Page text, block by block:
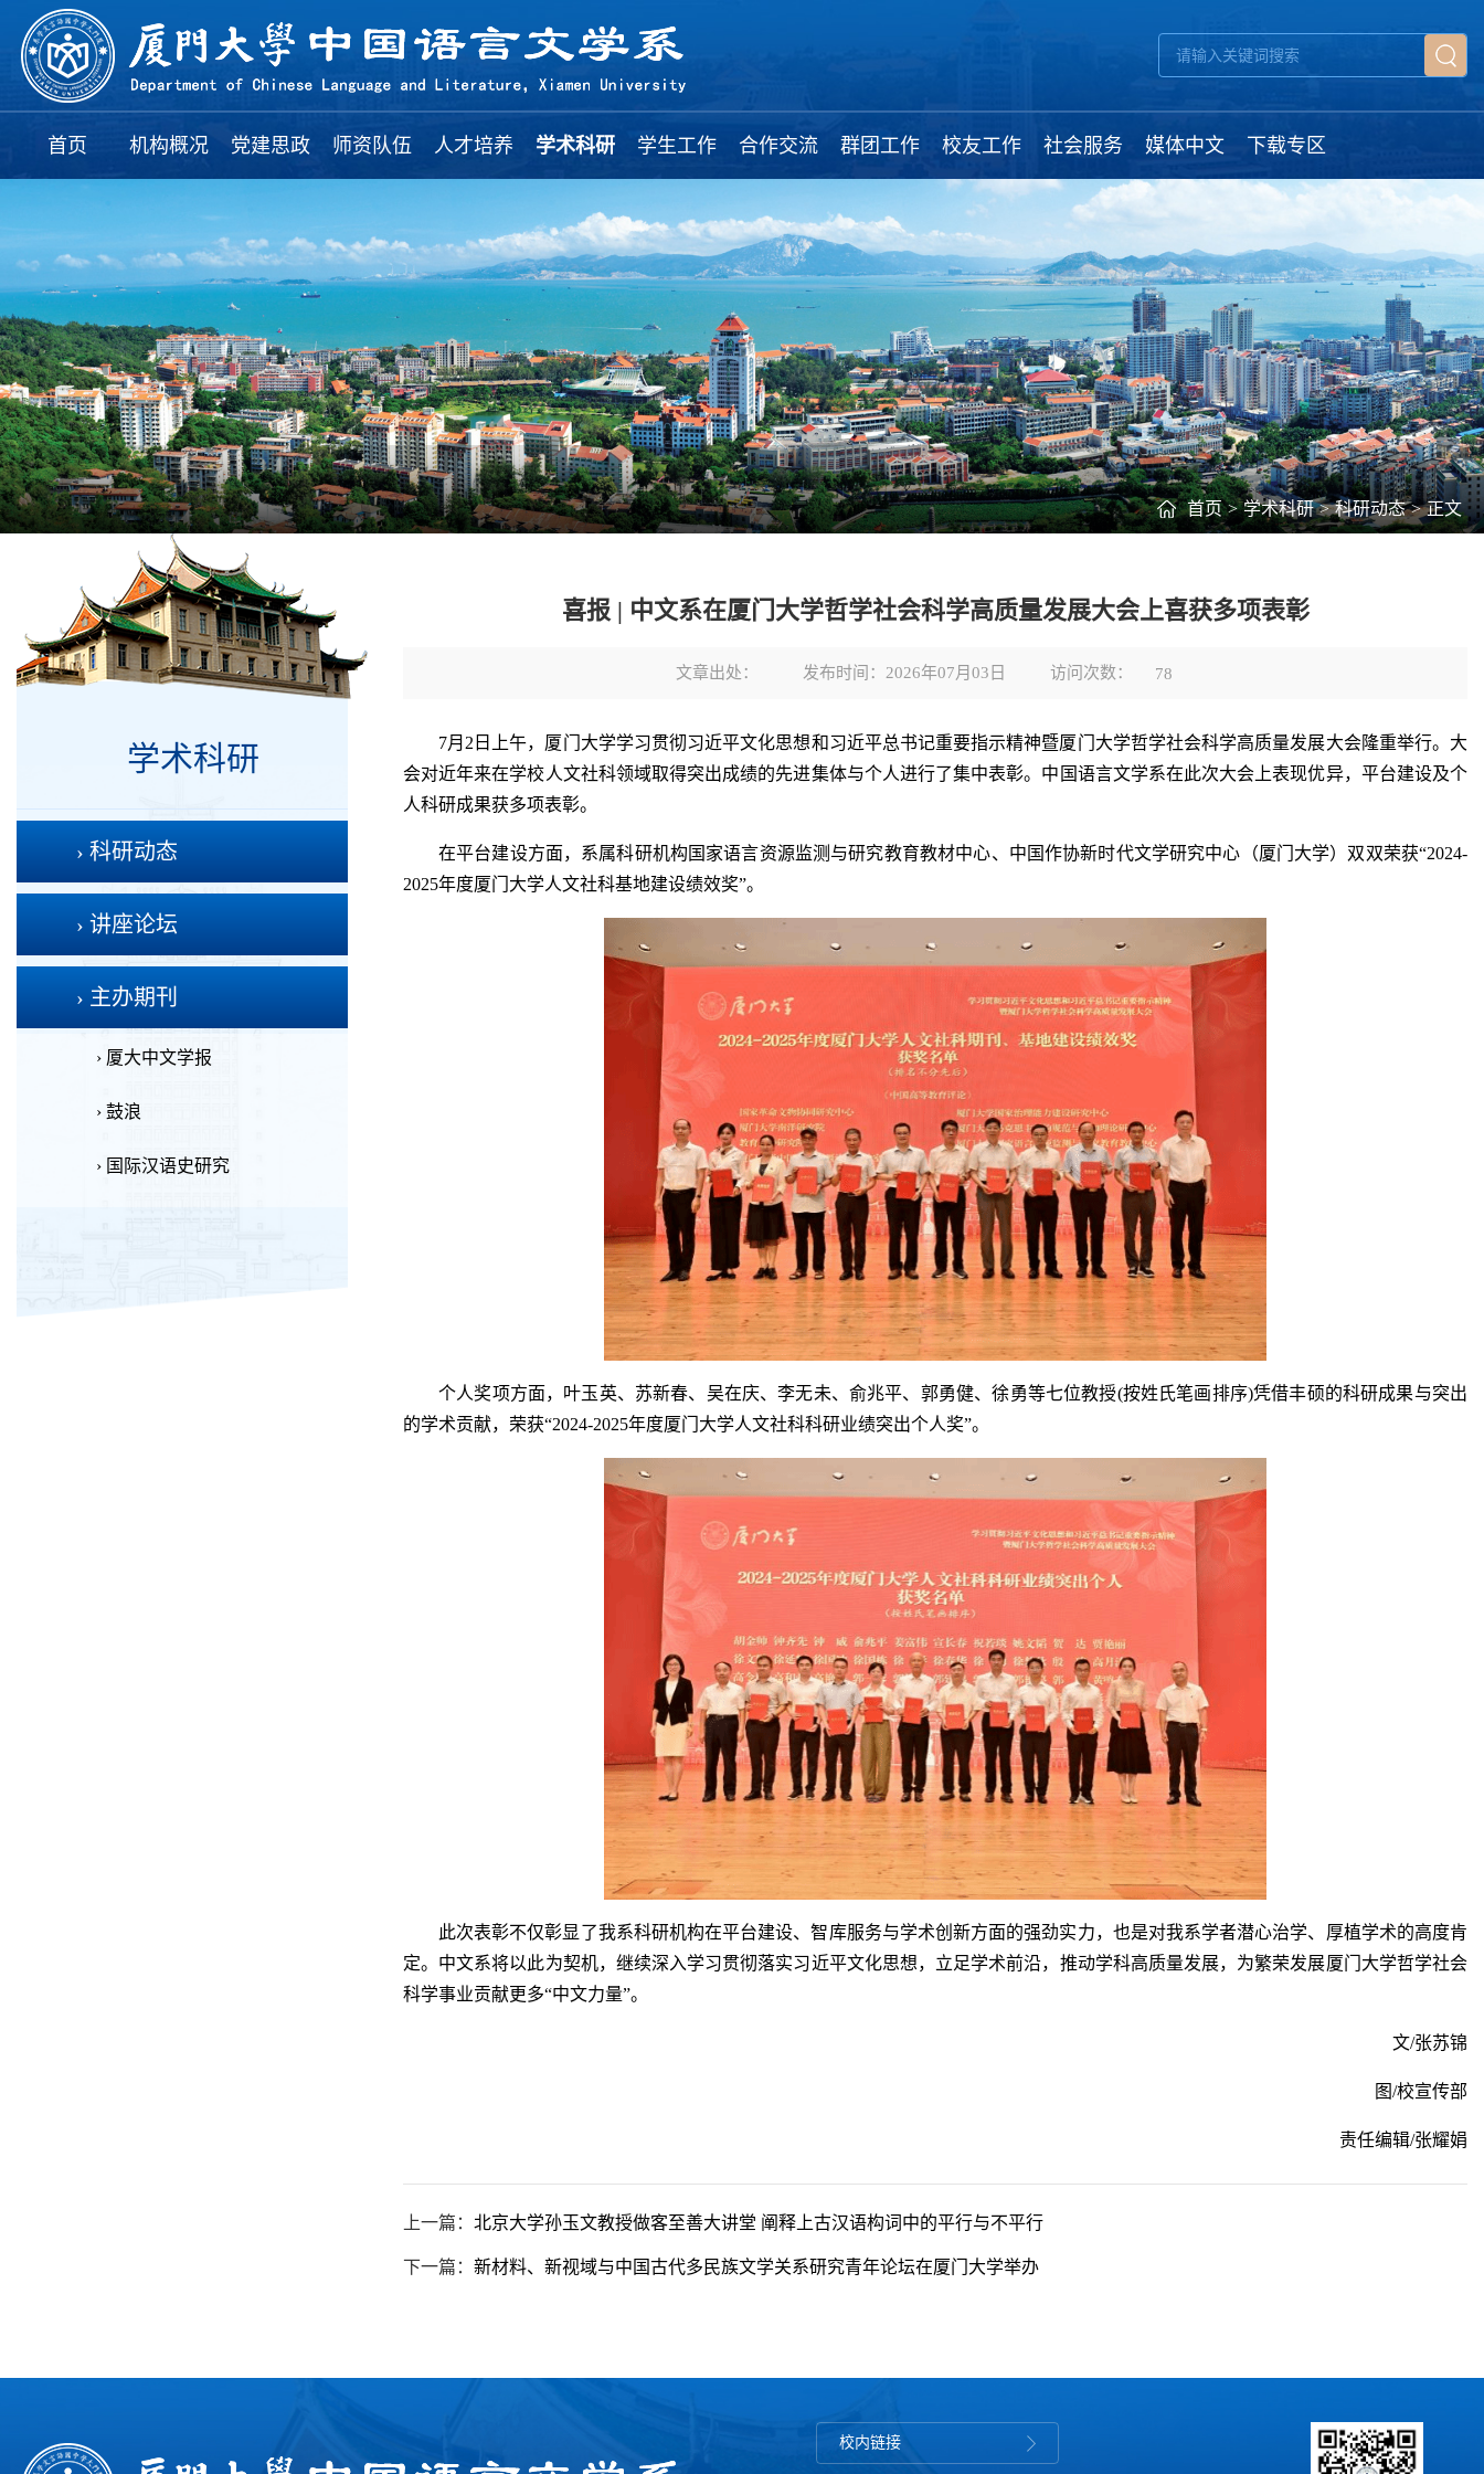
首页 机构概况 党建思政 师资队伍 人才培养 学术科研 学生工作 合作交流 群团工作 校友工作 社会服务 媒体中文 下载专区
学术科研
› 科研动态
› 讲座论坛
› 主办期刊
› 厦大中文学报
› 鼓浪
› 国际汉语史研究
首页 > 学术科研 > 科研动态 > 正文
喜报 | 中文系在厦门大学哲学社会科学高质量发展大会上喜获多项表彰
文章出处： 发布时间：2026年07月03日 访问次数： 78
7月2日上午，厦门大学学习贯彻习近平文化思想和习近平总书记重要指示精神暨厦门大学哲学社会科学高质量发展大会隆重举行。大
会对近年来在学校人文社科领域取得突出成绩的先进集体与个人进行了集中表彰。中国语言文学系在此次大会上表现优异，平台建设及个
人科研成果获多项表彰。
在平台建设方面，系属科研机构国家语言资源监测与研究教育教材中心、中国作协新时代文学研究中心（厦门大学）双双荣获“2024-
2025年度厦门大学人文社科基地建设绩效奖”。
个人奖项方面，叶玉英、苏新春、吴在庆、李无未、俞兆平、郭勇健、徐勇等七位教授(按姓氏笔画排序)凭借丰硕的科研成果与突出
的学术贡献，荣获“2024-2025年度厦门大学人文社科科研业绩突出个人奖”。
此次表彰不仅彰显了我系科研机构在平台建设、智库服务与学术创新方面的强劲实力，也是对我系学者潜心治学、厚植学术的高度肯
定。中文系将以此为契机，继续深入学习贯彻落实习近平文化思想，立足学术前沿，推动学科高质量发展，为繁荣发展厦门大学哲学社会
科学事业贡献更多“中文力量”。
文/张苏锦
图/校宣传部
责任编辑/张耀娟
上一篇： 北京大学孙玉文教授做客至善大讲堂 阐释上古汉语构词中的平行与不平行
下一篇： 新材料、新视域与中国古代多民族文学关系研究青年论坛在厦门大学举办
校内链接